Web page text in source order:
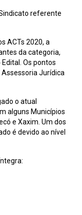
referente
ACTs 2020, a
da categoria,
Os pontos
Jurídica
o atual
alguns Municípios
e Xaxim. Um dos
é devido ao nível